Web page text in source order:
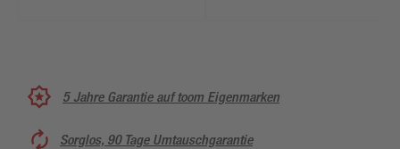
5 Jahre Garantie auf toom Eigenmarken
Sorglos, 90 Tage Umtauschgarantie